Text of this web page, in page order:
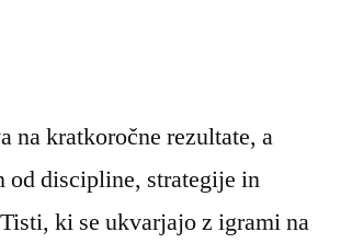
na kratkoročne rezultate, a
od discipline, strategije in
ki se ukvarjajo z igrami na